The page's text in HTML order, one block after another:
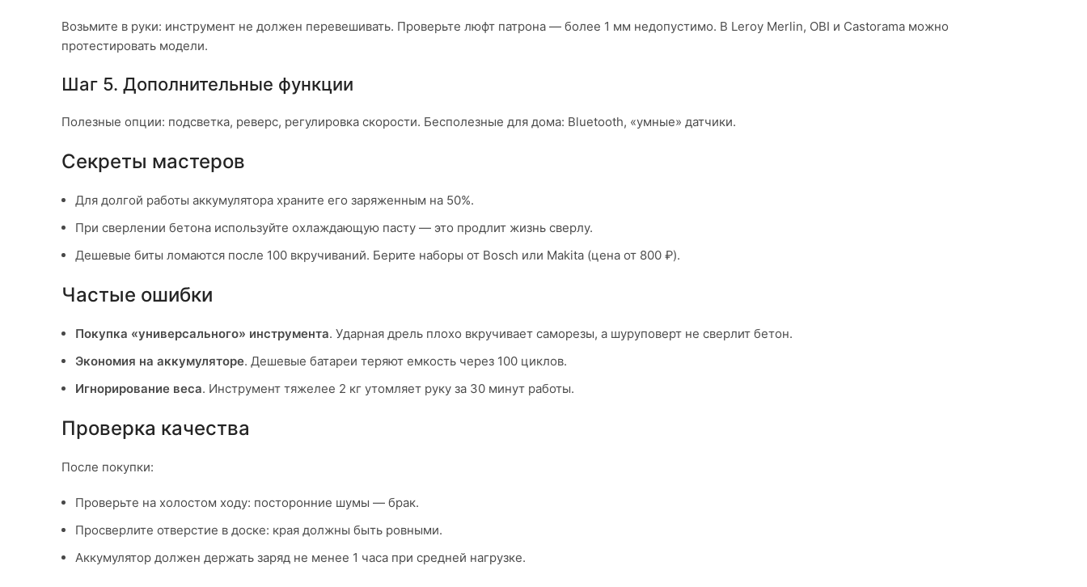
Возьмите в руки: инструмент не должен перевешивать. Проверьте люфт патрона — более 1 мм недопустимо. В Leroy Merlin, OBI и Castorama можно
протестировать модели.
Шаг 5. Дополнительные функции
Полезные опции: подсветка, реверс, регулировка скорости. Бесполезные для дома: Bluetooth, «умные» датчики.
Секреты мастеров
Для долгой работы аккумулятора храните его заряженным на 50%.
При сверлении бетона используйте охлаждающую пасту — это продлит жизнь сверлу.
Дешевые биты ломаются после 100 вкручиваний. Берите наборы от Bosch или Makita (цена от 800 ₽).
Частые ошибки
Покупка «универсального» инструмента. Ударная дрель плохо вкручивает саморезы, а шуруповерт не сверлит бетон.
Экономия на аккумуляторе. Дешевые батареи теряют емкость через 100 циклов.
Игнорирование веса. Инструмент тяжелее 2 кг утомляет руку за 30 минут работы.
Проверка качества
После покупки:
Проверьте на холостом ходу: посторонние шумы — брак.
Просверлите отверстие в доске: края должны быть ровными.
Аккумулятор должен держать заряд не менее 1 часа при средней нагрузке.